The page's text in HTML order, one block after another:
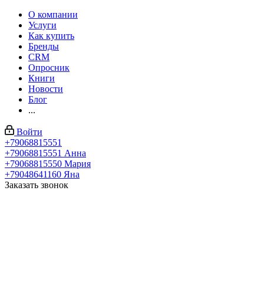
О компании
Услуги
Как купить
Бренды
CRM
Опросник
Книги
Новости
Блог
...
Войти
+79068815551
+79068815551 Анна
+79068815550 Мария
+79048641160 Яна
Заказать звонок